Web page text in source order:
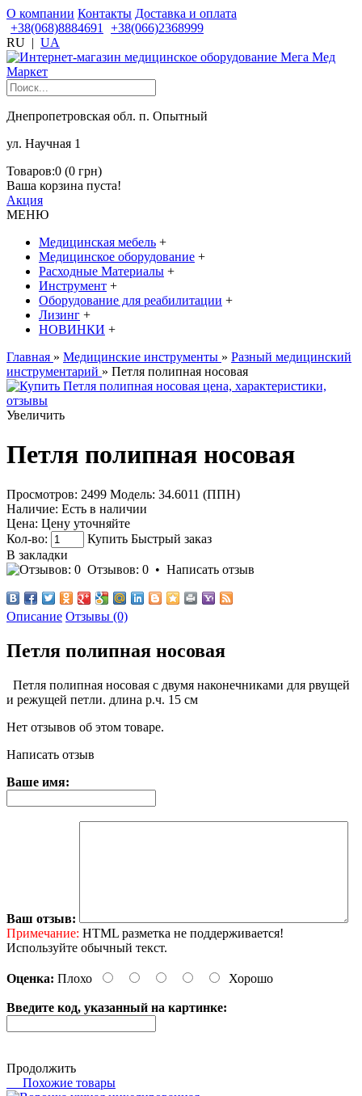
О компании Контакты Доставка и оплата
+38(068)8884691
+38(066)2368999
RU | UA
Днепропетровская обл. п. Опытный
ул. Научная 1
Товаров:0 (0 грн)
Ваша корзина пуста!
Акция
МЕНЮ
Медицинская мебель +
Медицинское оборудование +
Расходные Материалы +
Инструмент +
Оборудование для реабилитации +
Лизинг +
НОВИНКИ +
Главная » Медицинские инструменты » Разный медицинский
инструментарий » Петля полипная носовая
Увеличить
Петля полипная носовая
Просмотров: 2499 Модель: 34.6011 (ППН)
Наличие: Есть в наличии
Цена: Цену уточняйте
Кол-во:
Купить Быстрый заказ
В закладки
Отзывов: 0 • Написать отзыв
Описание Отзывы (0)
Петля полипная носовая
Петля полипная носовая с двумя наконечниками для рвущей
и режущей петли. длина р.ч. 15 см
Нет отзывов об этом товаре.
Написать отзыв
Ваше имя:
Ваш отзыв:
Примечание: HTML разметка не поддерживается!
Используйте обычный текст.
Оценка: Плохо Хорошо
Введите код, указанный на картинке:
Продолжить
Похожие товары